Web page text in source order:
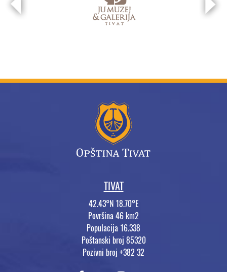
TIVAT
42.43°N 18.70°E
Površina 46 km2
Populacija 16.338
Poštanski broj 85320
Pozivni broj +382 32